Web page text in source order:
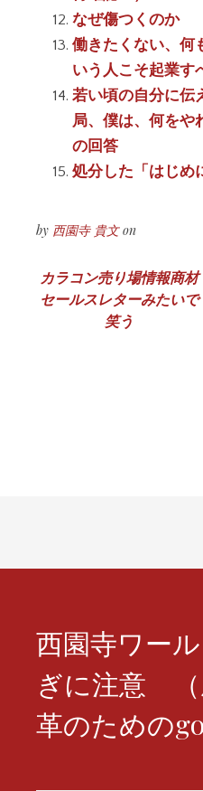
なぜ傷つくのか
働きたくない、何
いう人こそ起業す
若い頃の自分に
局、僕は、何をや
の回答
処分した「はじめ
by 西園寺 貴文on
投
稿
カラコン売り場情報商材
セールスレターみたいで
笑う
西園寺ワー
ぎに注意 （
革のための